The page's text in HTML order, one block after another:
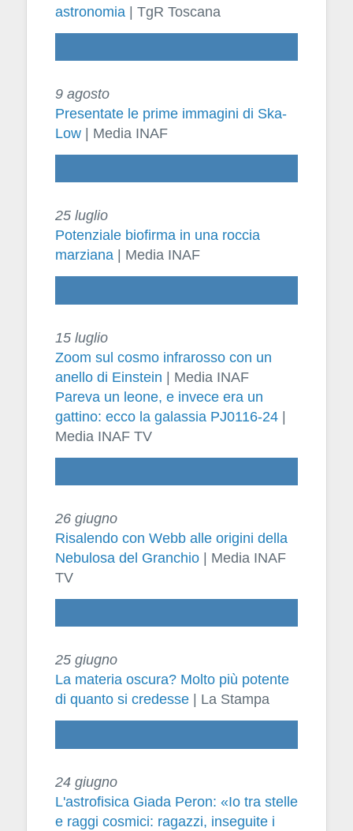
astronomia | TgR Toscana
9 agosto
Presentate le prime immagini di Ska-
Low| Media INAF
25 luglio
Potenziale biofirma in una roccia
marziana| Media INAF
15 luglio
Zoom sul cosmo infrarosso con un
anello di Einstein | Media INAF
Pareva un leone, e invece era un
gattino: ecco la galassia PJ0116-24|
Media INAF TV
26 giugno
Risalendo con Webb alle origini della
Nebulosa del Granchio| Media INAF
TV
25 giugno
La materia oscura? Molto più potente
di quanto si credesse| La Stampa
24 giugno
L'astrofisica Giada Peron: «Io tra stelle
e raggi cosmici: ragazzi, inseguite i